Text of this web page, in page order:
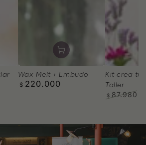
Wax Melt + Embudo
Precio
$ 220.000
Kit crea
Taller
$ 87.980